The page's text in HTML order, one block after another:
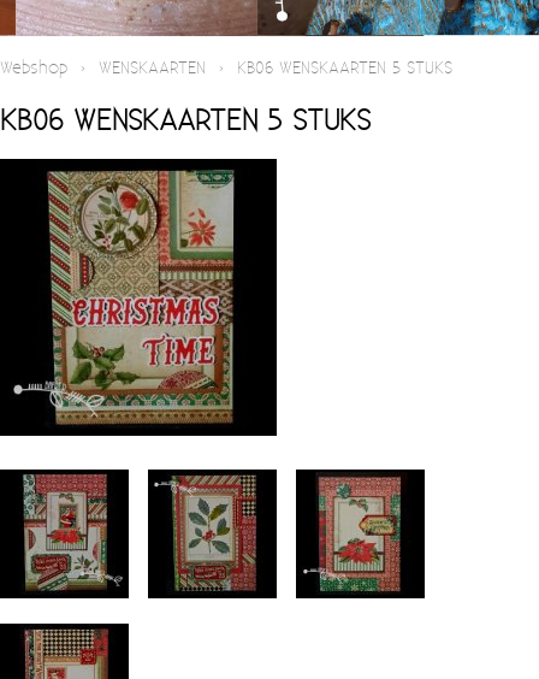
Webshop › WENSKAARTEN › KB06 WENSKAARTEN 5 STUKS
KB06 WENSKAARTEN 5 STUKS